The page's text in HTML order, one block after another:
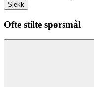
Sjekk
Ofte stilte spørsmål